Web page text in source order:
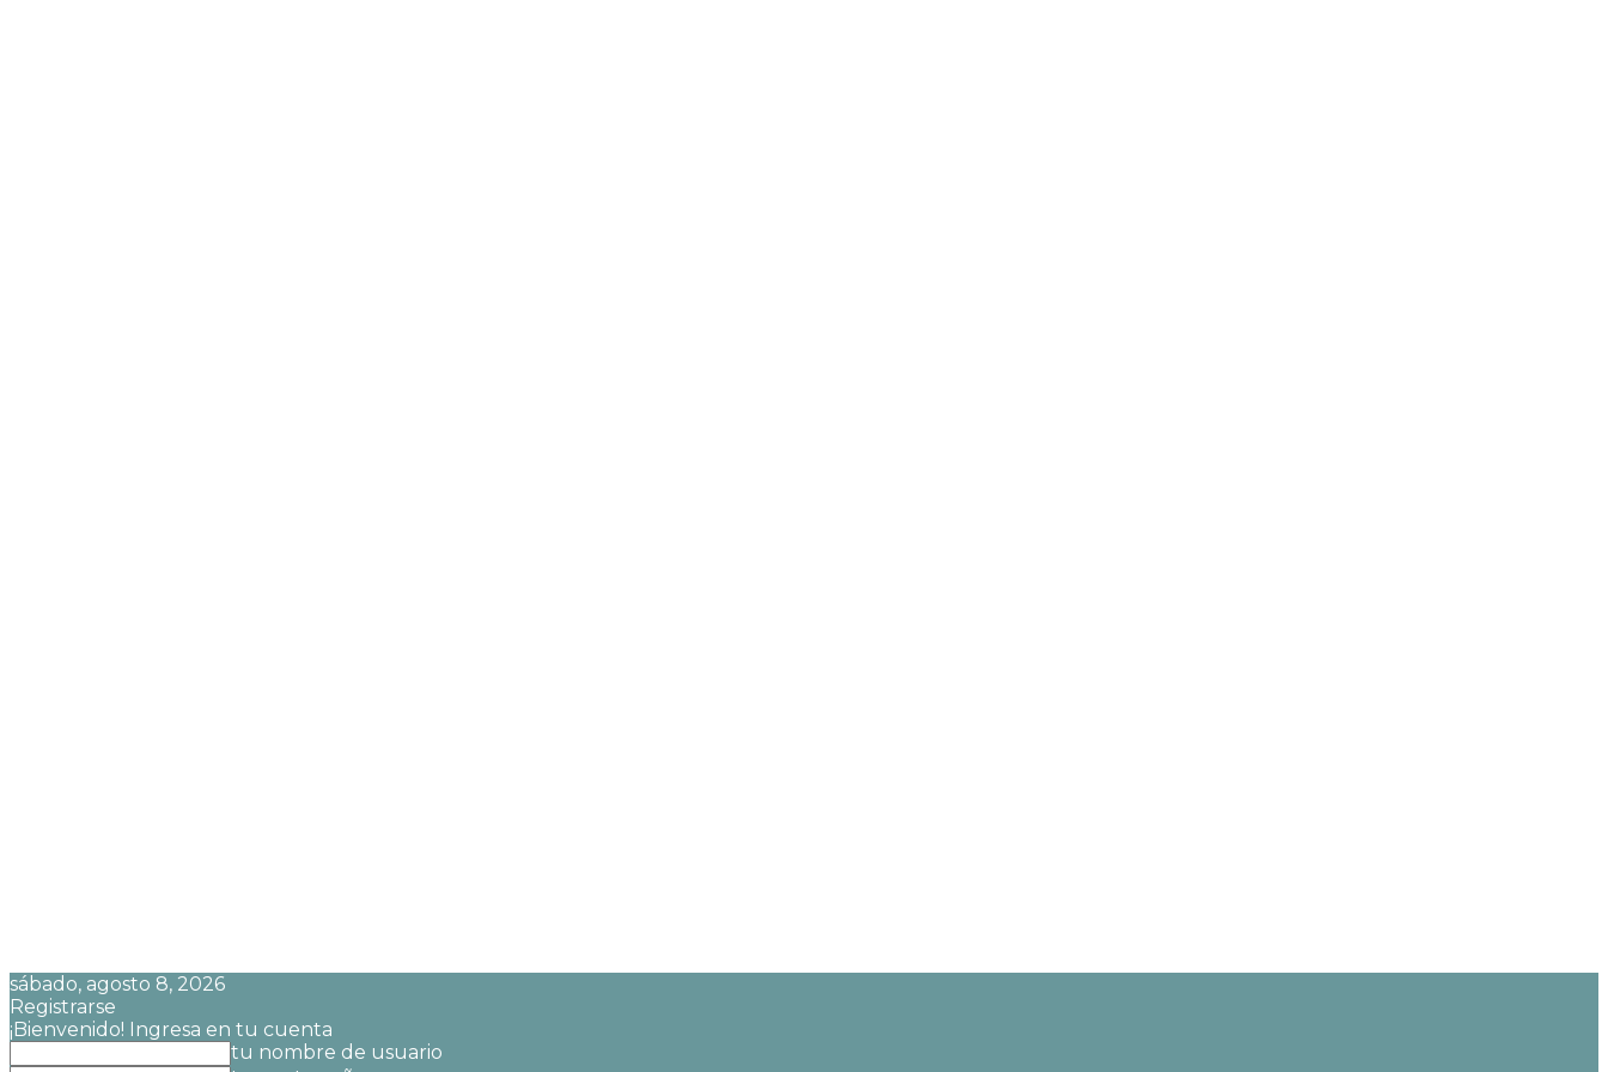
sábado, agosto 8, 2026
Registrarse
¡Bienvenido! Ingresa en tu cuenta
tu nombre de usuario